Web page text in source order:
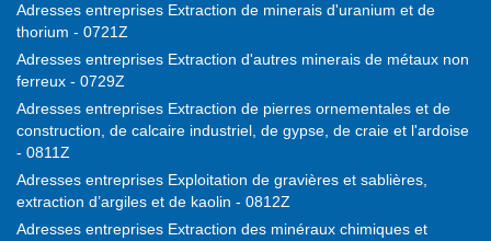
Adresses entreprises Extraction de minerais d'uranium et de
thorium - 0721Z
Adresses entreprises Extraction d'autres minerais de métaux non
ferreux - 0729Z
Adresses entreprises Extraction de pierres ornementales et de
construction, de calcaire industriel, de gypse, de craie et l'ardoise
- 0811Z
Adresses entreprises Exploitation de gravières et sablières,
extraction d’argiles et de kaolin - 0812Z
Adresses entreprises Extraction des minéraux chimiques et